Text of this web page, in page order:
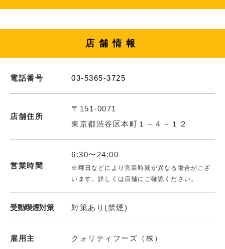
店舗情報
電話番号 03-5365-3725
店舗住所
〒151-0071
東京都渋谷区本町１－４－１２
営業時間
6:30〜24:00
※曜日などにより営業時間が異なる場合がござ
います。詳しくは店舗にご確認ください。
受動喫煙対策 対策あり(禁煙)
雇用主 クォリティフーズ（株）